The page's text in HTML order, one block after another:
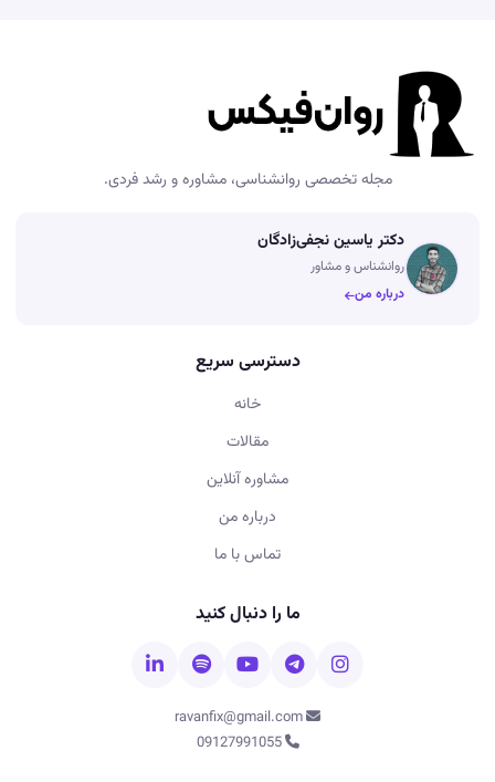
مجله تخصصی روانشناسی، مشاوره و رشد فردی.
دکتر یاسین نجفی‌زادگان
روانشناس و مشاور
درباره من
دسترسی سریع
خانه
مقالات
مشاوره آنلاین
درباره من
تماس با ما
ما را دنبال کنید
09127991055